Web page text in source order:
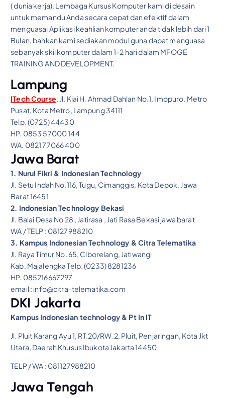
( dunia kerja). Lembaga Kursus Komputer kami di desain
untuk memandu Anda secara cepat dan efektif dalam
menguasai Aplikasi keahlian komputer anda tidak lebih dari 1
Bulan, bahkan kami sediakan modul guna dapat menguasa
sebanyak skil komputer dalam 1-2 hari dalam MFOGE
TRAINING AND DEVELOPMENT.
Lampung
ITech Course, Jl. Kiai H. Ahmad Dahlan No.1, Imopuro, Metro
Pusat, Kota Metro, Lampung 34111
Telp. (0725) 44430
HP. 0853 57000 144
WA. 0821 77066 400
Jawa Barat
1. Nurul Fikri & Indonesian Technology
Jl. Setu Indah No.116, Tugu, Cimanggis, Kota Depok, Jawa
Barat 16451
2. Indonesian Technology Bekasi
Jl. Balai Desa No 28 , Jatirasa , Jati Rasa Bekasi jawa barat
WA / TELP : 08127988210
3. Kampus Indonesian Technology & Citra Telematika
Jl. Raya Timur No. 65, Ciborelang, Jatiwangi
Kab. Majalengka Telp. (0233) 8281236
HP. 085216667297
email : info@citra-telematika.com
DKI Jakarta
Kampus Indonesian technology & Pt In IT
Jl. Pluit Karang Ayu 1, RT.20/RW.2, Pluit, Penjaringan, Kota Jkt
Utara, Daerah Khusus Ibukota Jakarta 14450
TELP / WA : 081127988210
Jawa Tengah